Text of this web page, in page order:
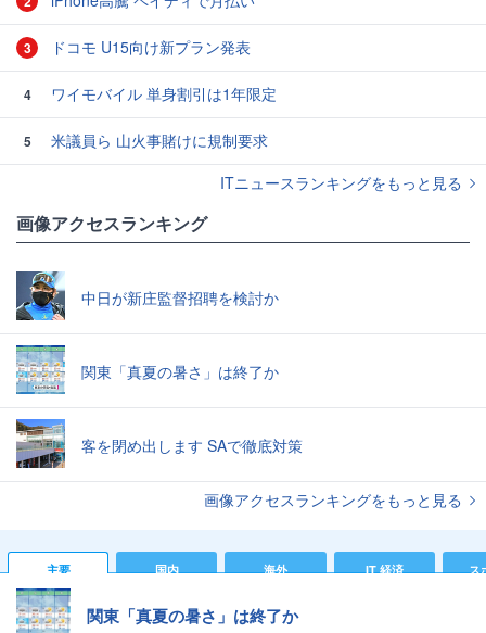
3 ドコモ U15向け新プラン発表
4 ワイモバイル 単身割引は1年限定
5
米議員ら 山火事賭けに規制要求
ITニュースランキングをもっと見る
画像アクセスランキング
中日が新庄監督招聘を検討か
関東「真夏の暑さ」は終了か
客を閉め出します SAで徹底対策
画像アクセスランキングをもっと見る
主要 国内 海外 IT 経済 ス
関東「真夏の暑さ」は終了か